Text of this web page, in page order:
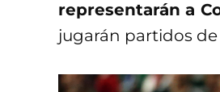
representarán a
jugarán partidos